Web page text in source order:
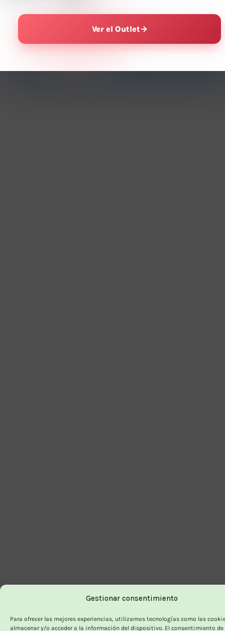
Gestionar consentimiento
Para ofrecer las mejores experiencias, utilizamos tecnologías como las
almacenar y/o acceder a la información del dispositivo. El consentimiento de
Ver el Outlet→